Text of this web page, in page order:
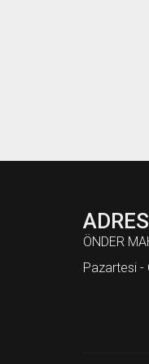
ADRES
ÖNDER
Pazartesi